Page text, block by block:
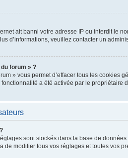
ait banni votre adresse IP ou interdit le
d’informations, veuillez contacter un
forum » ?
» vous permet d’effacer tous les
a été activée par le
sont stockés dans la base de
de modifier tous vos réglages et toutes vos